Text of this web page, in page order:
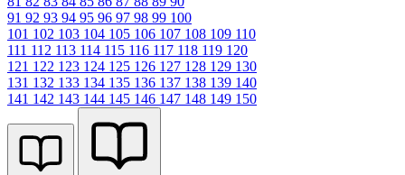
91 92 93 94 95 96 97 98 99 100
101 102 103 104 105 106 107 108 109 110
111 112 113 114 115 116 117 118 119 120
121 122 123 124 125 126 127 128 129 130
131 132 133 134 135 136 137 138 139 140
141 142 143 144 145 146 147 148 149 150